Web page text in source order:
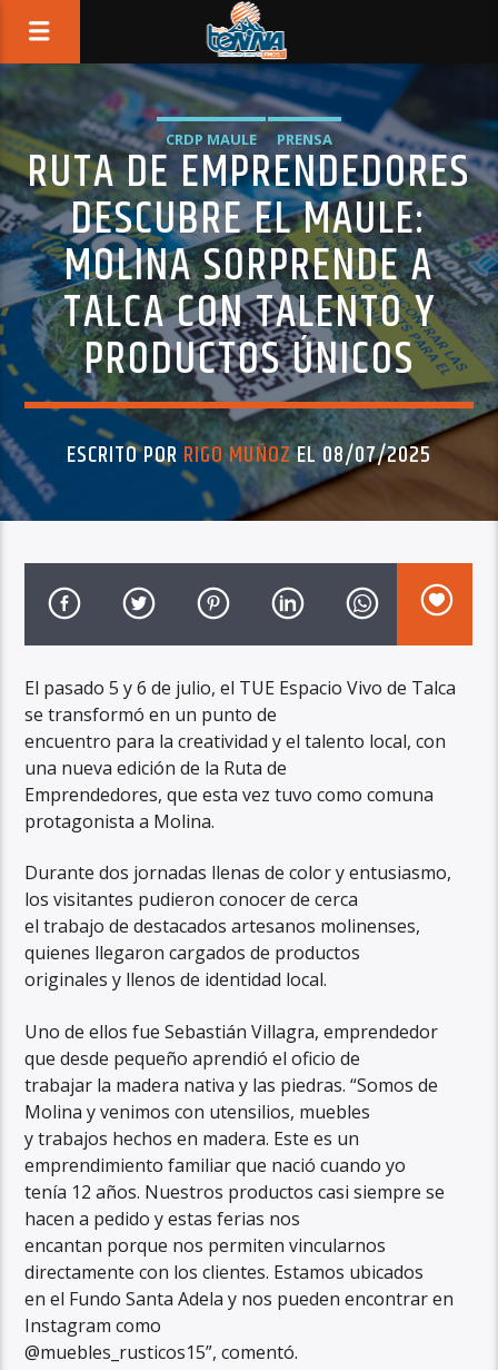
CRDP MAULE PRENSA
RUTA DE EMPRENDEDORES
DESCUBRE EL MAULE:
MOLINA SORPRENDE A
TALCA CON TALENTO Y
PRODUCTOS ÚNICOS
ESCRITO PORRIGO MUÑOZEL 08/07/2025
El pasado 5 y 6 de julio, el TUE Espacio Vivo de Talca
se transformó en un punto de
encuentro para la creatividad y el talento local, con
una nueva edición de la Ruta de
Emprendedores, que esta vez tuvo como comuna
protagonista a Molina.
Durante dos jornadas llenas de color y entusiasmo,
los visitantes pudieron conocer de cerca
el trabajo de destacados artesanos molinenses,
quienes llegaron cargados de productos
originales y llenos de identidad local.
Uno de ellos fue Sebastián Villagra, emprendedor
que desde pequeño aprendió el oficio de
trabajar la madera nativa y las piedras. “Somos de
Molina y venimos con utensilios, muebles
y trabajos hechos en madera. Este es un
emprendimiento familiar que nació cuando yo
tenía 12 años. Nuestros productos casi siempre se
hacen a pedido y estas ferias nos
encantan porque nos permiten vincularnos
directamente con los clientes. Estamos ubicados
en el Fundo Santa Adela y nos pueden encontrar en
Instagram como
@muebles_rusticos15”, comentó.